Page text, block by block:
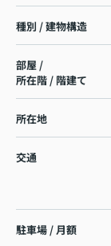
種別 / 建物構造
部屋 /
所在階 / 階建て
所在地
交通
駐車場 / 月額